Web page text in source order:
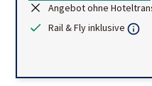
Angebot ohne
Rail & Fly inklusive